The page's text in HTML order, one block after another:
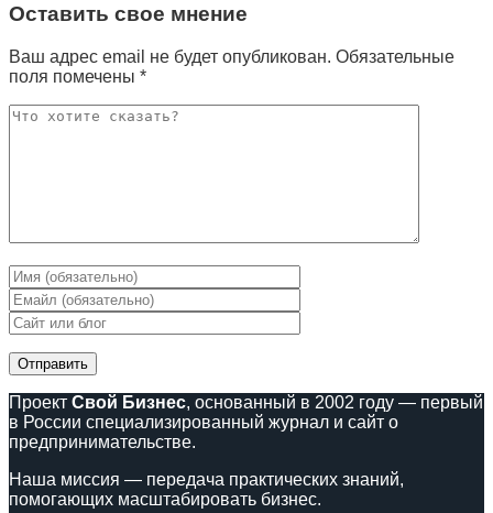
Оставить свое мнение
Ваш адрес email не будет опубликован. Обязательные
поля помечены *
Проект Свой Бизнес, основанный в 2002 году — первый
в России специализированный журнал и сайт о
предпринимательстве.
Наша миссия — передача практических знаний,
помогающих масштабировать бизнес.